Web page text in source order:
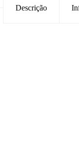
Descrição